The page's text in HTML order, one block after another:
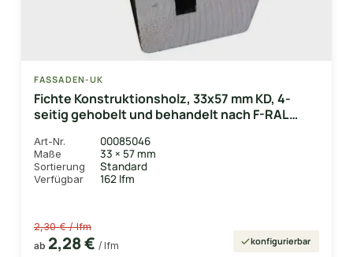
FASSADEN-UK
Fichte Konstruktionsholz, 33x57 mm KD, 4-
seitig gehobelt und behandelt nach F-RAL
Art-Nr. 00085046
Maße 33 × 57 mm
Sortierung Standard
Verfügbar 162 lfm
2,30 € / lfm
ab 2,28 € / lfm konfigurierbar